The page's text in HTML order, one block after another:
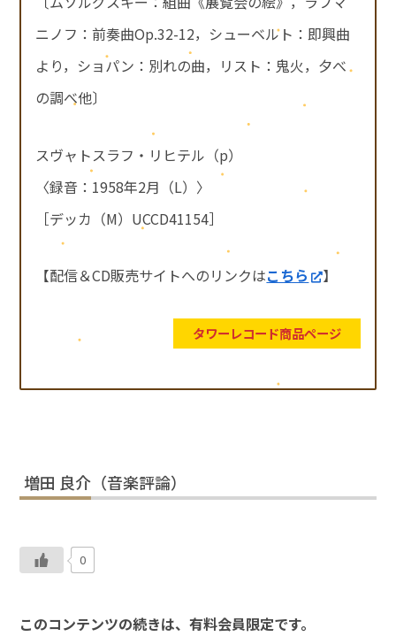
ニノフ：前奏曲Op.32-12，シューベルト：即興曲
より，ショパン：別れの曲，リスト：鬼火，夕べ
の調べ他〕
スヴャトスラフ・リヒテル（p）
〈録音：1958年2月（L）〉
［デッカ（M）UCCD41154］
【配信＆CD販売サイトへのリンクはこちら 】
タワーレコード商品ページ
増田 良介（音楽評論）
0
このコンテンツの続きは、有料会員限定です。